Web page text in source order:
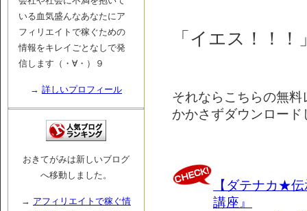
「イエス！！！
それならこちらの無料
かかさずダウンロー
【ダテナカ★
講座』
いる血気盛んなあなたにア
フィリエイトで稼ぐための
情報をキレイごとなしで発
信します（・∀・）９
→ 詳しいプロフィール
おきてがみは新しいブログ
へ移動しました。
→ アフィリエイトで稼ぐ情